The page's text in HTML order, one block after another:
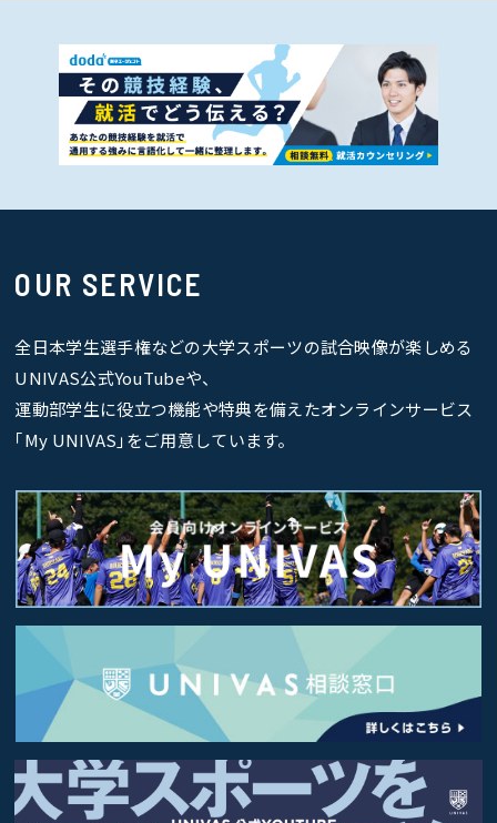
OUR SERVICE
全日本学生選手権などの大学スポーツの試合映像が楽しめる
UNIVAS公式YouTubeや、
運動部学生に役立つ機能や特典を備えたオンラインサービス
｢My UNIVAS｣をご用意しています。